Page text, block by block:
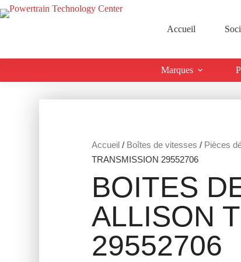
Accueil
Marques
Accueil / Boîtes de vitesses / Pièces
TRANSMISSION 29552706
BOITES
ALLISON
29552706